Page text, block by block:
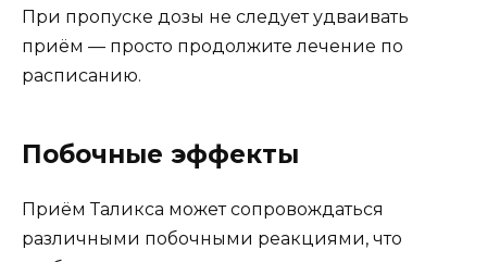
При пропуске дозы не следует удваивать
приём — просто продолжите лечение по
расписанию.
Побочные эффекты
Приём Таликса может сопровождаться
различными побочными реакциями, что